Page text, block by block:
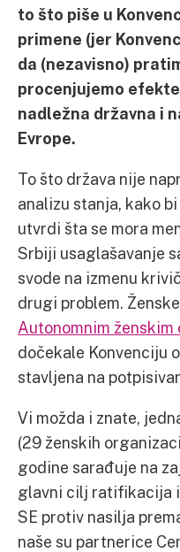
to što piše u
primene (jer
da (nezavisno)
procenjujemo
nadležna državna i
Evrope.
To što država nije
analizu stanja, kako
utvrdi šta se mora
Srbiji usaglašavanje
svode na izmenu
drugi problem.
Autonomnim ženskim
dočekale Konvenciju
stavljena na
Vi možda i znate,
(29 ženskih
godine sarađuje na
glavni cilj ratifikacija i
SE protiv nasilja
naše su partnerice